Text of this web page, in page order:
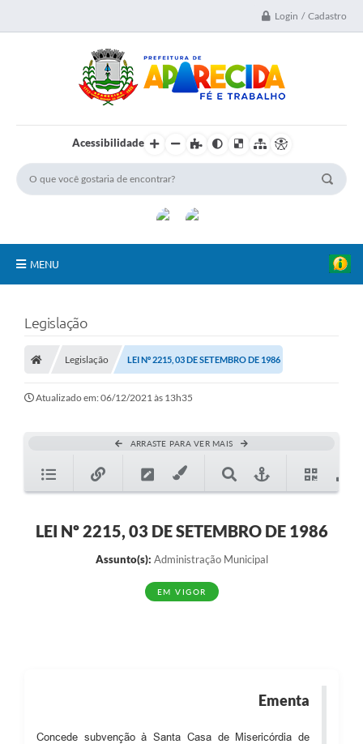
Login / Cadastro
Acessibilidade
MENU
Secretarias
Transparência
Turismo
Coronavírus
Serviços Online
Legislação
Legislação LEI Nº 2215, 03 DE SETEMBRO DE 1986
Atualizado em: 06/12/2021 às 13h35
ARRASTE PARA VER MAIS
LEI Nº 2215, 03 DE SETEMBRO DE 1986
Assunto(s): Administração Municipal
EM VIGOR
Ementa
Concede subvenção à Santa Casa de Misericórdia de